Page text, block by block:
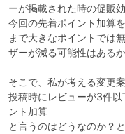
ーが掲載された時の促販
今回の先着ポイント加算
まで大きなポイントでは
ザーが減る可能性はあるか
そこで、私が考える変更
投稿時にレビューが3件
ント加算
と言うのはどうなのか？と